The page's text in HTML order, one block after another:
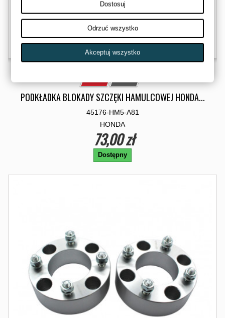
PODKŁADKA BLOKADY SZCZĘKI HAMULCOWEJ HONDA...
45176-HM5-A81
HONDA
73,00 zł
Dostępny
Dostosuj
Odrzuć wszystko
Akceptuj wszystko